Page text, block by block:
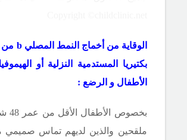
الوقاية من أخماج النمط المصليb من
بكتيريا المستدمية النزلية أو
الأطفال و الرضع :
بخصوص
ملقحين والذين لديهم تماس